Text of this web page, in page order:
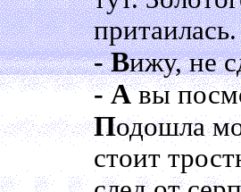
- Вижу, не
- Авы
Подошла
стоит